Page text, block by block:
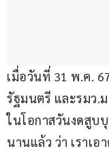
เมื่อวันที่ 31 พ.ค.
รัฐมนตรี และรมว.
ในโอกาสวันงดสูบ
นานแล้ว ว่า เราเ